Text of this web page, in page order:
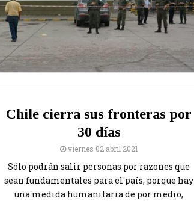
Chile cierra sus fronteras por
30 días
viernes 02 abril 2021
Sólo podrán salir personas por razones que
sean fundamentales para el país, porque hay
una medida humanitaria de por medio,